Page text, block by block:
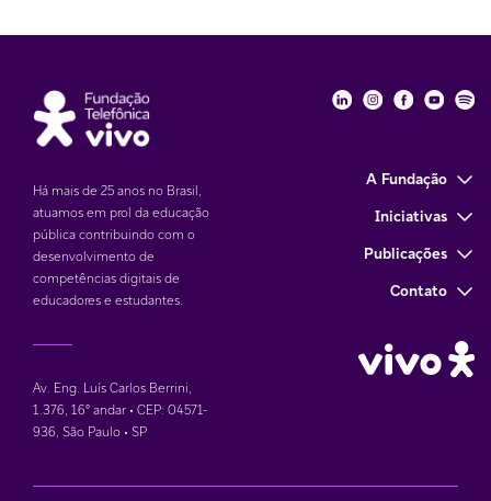
Há mais de 25 anos no Brasil,
atuamos em prol da educação
pública contribuindo com o
desenvolvimento de
competências digitais de
educadores e estudantes.
Av. Eng. Luís Carlos Berrini,
1.376, 16° andar • CEP: 04571-
936, São Paulo • SP
Fundação
Fundação
A Fundação
Iniciativas
Publicações
Contato